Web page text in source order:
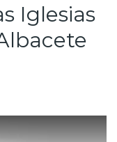
Iglesias